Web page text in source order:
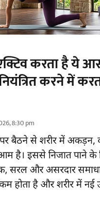
करता है ये
करने में
8:30 pm
बैठने से शरीर में अकड़न,
है। इससे निजात पाने के
सरल और असरदार
होता है और शरीर में नई